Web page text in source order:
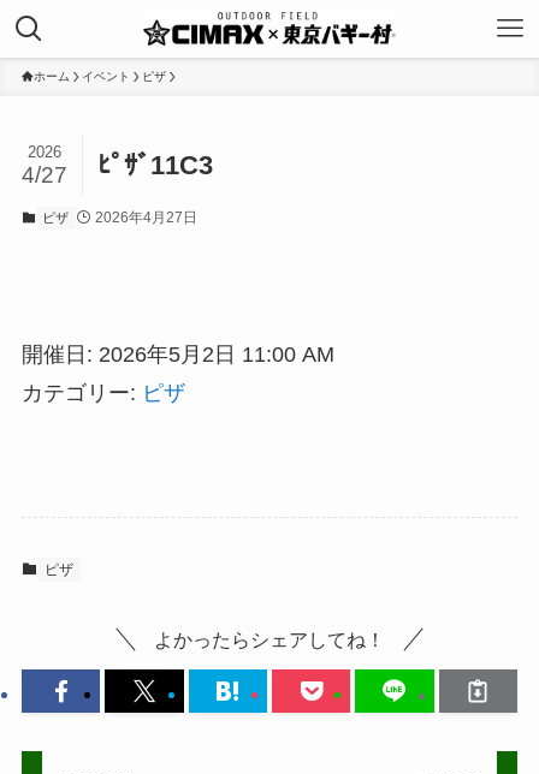
ホーム イベント ピザ
ﾋﾟｻﾞ11C3
2026
4/27
ピザ 2026年4月27日
開催日: 2026年5月2日 11:00 AM
カテゴリー: ピザ
ピザ
よかったらシェアしてね！